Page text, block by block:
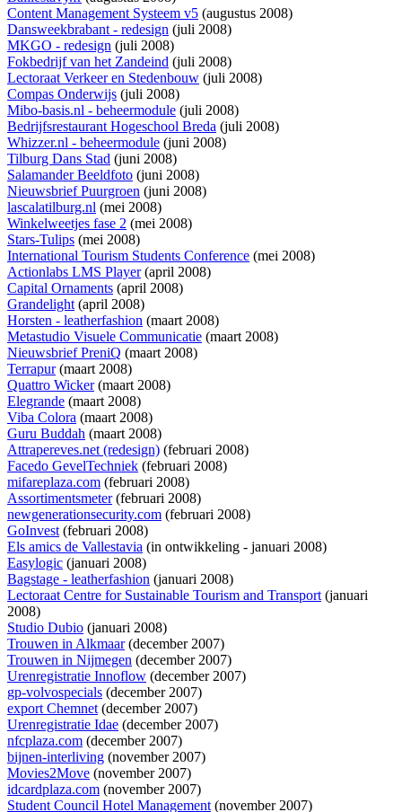
Content Management Systeem v5 (augustus 2008)
Dansweekbrabant - redesign (juli 2008)
MKGO - redesign (juli 2008)
Fokbedrijf van het Zandeind (juli 2008)
Lectoraat Verkeer en Stedenbouw (juli 2008)
Compas Onderwijs (juli 2008)
Mibo-basis.nl - beheermodule (juli 2008)
Bedrijfsrestaurant Hogeschool Breda (juli 2008)
Whizzer.nl - beheermodule (juni 2008)
Tilburg Dans Stad (juni 2008)
Salamander Beeldfoto (juni 2008)
Nieuwsbrief Puurgroen (juni 2008)
lascalatilburg.nl (mei 2008)
Winkelweetjes fase 2 (mei 2008)
Stars-Tulips (mei 2008)
International Tourism Students Conference (mei 2008)
Actionlabs LMS Player(april 2008)
Capital Ornaments (april 2008)
Grandelight(april 2008)
Horsten - leatherfashion (maart 2008)
Metastudio Visuele Communicatie (maart 2008)
Nieuwsbrief PreniQ (maart 2008)
Terrapur(maart 2008)
Quattro Wicker(maart 2008)
Elegrande (maart 2008)
Viba Colora (maart 2008)
Guru Buddah (maart 2008)
Attrapereves.net (redesign) (februari 2008)
Facedo GevelTechniek (februari 2008)
mifareplaza.com (februari 2008)
Assortimentsmeter(februari 2008)
newgenerationsecurity.com (februari 2008)
GoInvest(februari 2008)
Els amics de Vallestavia (in ontwikkeling - januari 2008)
Easylogic (januari 2008)
Bagstage - leatherfashion (januari 2008)
Lectoraat Centre for Sustainable Tourism and Transport(januari
2008)
Studio Dubio (januari 2008)
Trouwen in Alkmaar(december 2007)
Trouwen in Nijmegen (december 2007)
Urenregistratie Innoflow (december 2007)
gp-volvospecials (december 2007)
export Chemnet(december 2007)
Urenregistratie Idae (december 2007)
nfcplaza.com (december 2007)
bijnen-interliving (november 2007)
Movies2Move (november 2007)
idcardplaza.com (november 2007)
Student Council Hotel Management(november 2007)